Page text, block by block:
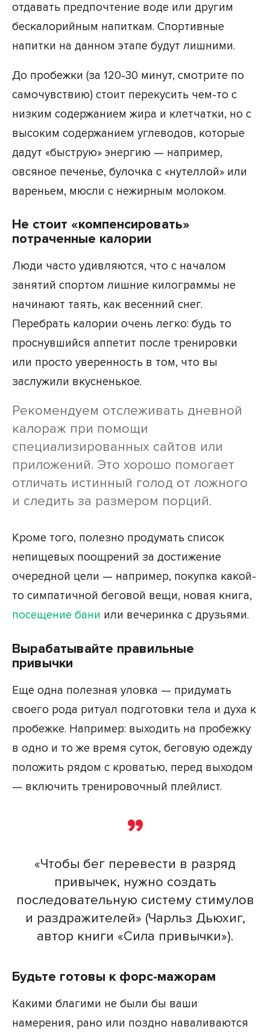
отдавать предпочтение воде или другим
бескалорийным напиткам. Спортивные
напитки на данном этапе будут лишними.
До пробежки (за 120-30 минут, смотрите по
самочувствию) стоит перекусить чем-то с
низким содержанием жира и клетчатки, но с
высоким содержанием углеводов, которые
дадут «быструю» энергию — например,
овсяное печенье, булочка с «нутеллой» или
вареньем, мюсли с нежирным молоком.
Не стоит «компенсировать»
потраченные калории
Люди часто удивляются, что с началом
занятий спортом лишние килограммы не
начинают таять, как весенний снег.
Перебрать калории очень легко: будь то
проснувшийся аппетит после тренировки
или просто уверенность в том, что вы
заслужили вкусненькое.
Рекомендуем отслеживать дневной
калораж при помощи
специализированных сайтов или
приложений. Это хорошо помогает
отличать истинный голод от ложного
и следить за размером порций.
Кроме того, полезно продумать список
непищевых поощрений за достижение
очередной цели — например, покупка какой-
то симпатичной беговой вещи, новая книга,
посещение бани или вечеринка с друзьями.
Вырабатывайте правильные
привычки
Еще одна полезная уловка — придумать
своего рода ритуал подготовки тела и духа к
пробежке. Например: выходить на пробежку
в одно и то же время суток, беговую одежду
положить рядом с кроватью, перед выходом
— включить тренировочный плейлист.
«Чтобы бег перевести в разряд
привычек, нужно создать
последовательную систему стимулов
и раздражителей» (Чарльз Дьюхиг,
автор книги «Сила привычки»).
Будьте готовы к форс-мажорам
Какими благими не были бы ваши
намерения, рано или поздно наваливаются